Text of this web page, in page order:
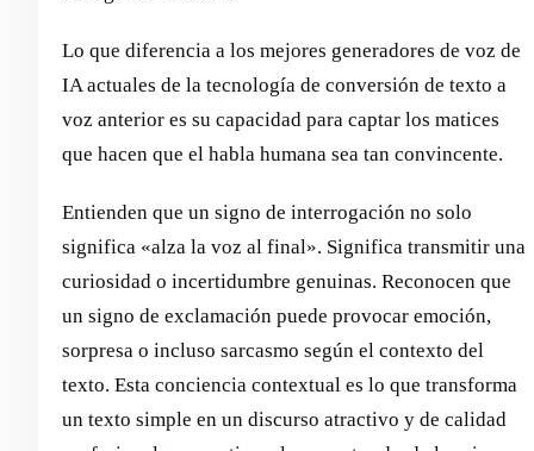
Lo que diferencia a los mejores generadores de voz de
IA actuales de la tecnología de conversión de texto a
voz anterior es su capacidad para captar los matices
que hacen que el habla humana sea tan convincente.
Entienden que un signo de interrogación no solo
significa «alza la voz al final». Significa transmitir una
curiosidad o incertidumbre genuinas. Reconocen que
un signo de exclamación puede provocar emoción,
sorpresa o incluso sarcasmo según el contexto del
texto. Esta conciencia contextual es lo que transforma
un texto simple en un discurso atractivo y de calidad